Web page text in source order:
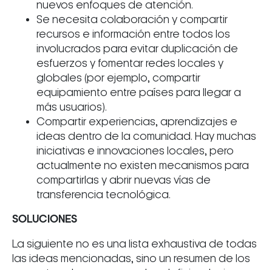
nuevos enfoques de atención.
Se necesita colaboración y compartir
recursos e información entre todos los
involucrados para evitar duplicación de
esfuerzos y fomentar redes locales y
globales (por ejemplo, compartir
equipamiento entre países para llegar a
más usuarios).
Compartir experiencias, aprendizajes e
ideas dentro de la comunidad. Hay muchas
iniciativas e innovaciones locales, pero
actualmente no existen mecanismos para
compartirlas y abrir nuevas vías de
transferencia tecnológica.
SOLUCIONES
La siguiente no es una lista exhaustiva de todas
las ideas mencionadas, sino un resumen de los